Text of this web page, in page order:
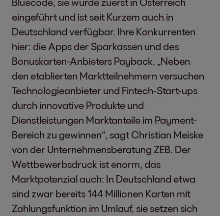
eingeführt und ist seit Kurzem auch in
Deutschland verfügbar. Ihre Konkurrenten
hier: die Apps der Sparkassen und des
Bonuskarten-Anbieters Payback. „Neben
den etablierten Marktteilnehmern versuchen
Technologieanbieter und Fintech-Start-ups
durch innovative Produkte und
Dienstleistungen Marktanteile im Payment-
Bereich zu gewinnen“, sagt Christian Meiske
von der Unternehmensberatung ZEB. Der
Wettbewerbsdruck ist enorm, das
Marktpotenzial auch: In Deutschland etwa
sind zwar bereits 144 Millionen Karten mit
Zahlungsfunktion im Umlauf, sie setzen sich